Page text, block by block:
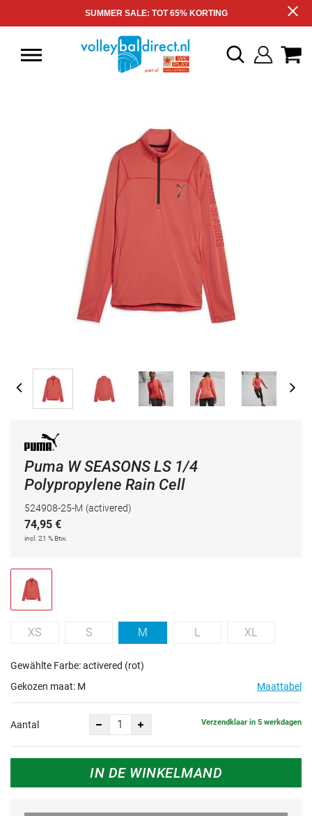
SUMMER SALE: TOT 65% KORTING
Puma W SEASONS LS 1/4
Polypropylene Rain Cell
524908-25-M (activered)
74,95 €
incl. 21 % Btw.
XS S M L XL
Gewählte Farbe: activered (rot)
Gekozen maat: M Maattabel
Aantal Verzendklaar in 5 werkdagen
IN DE WINKELMAND